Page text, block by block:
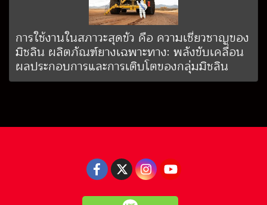
การใช้งานในสภาวะสุดขั้ว คือ ความเชี่ยวชาญของ
มิชลิน ผลิตภัณฑ์ยางเฉพาะทาง: พลังขับเคลื่อน
ผลประกอบการและการเติบโตของกลุ่มมิชลิน